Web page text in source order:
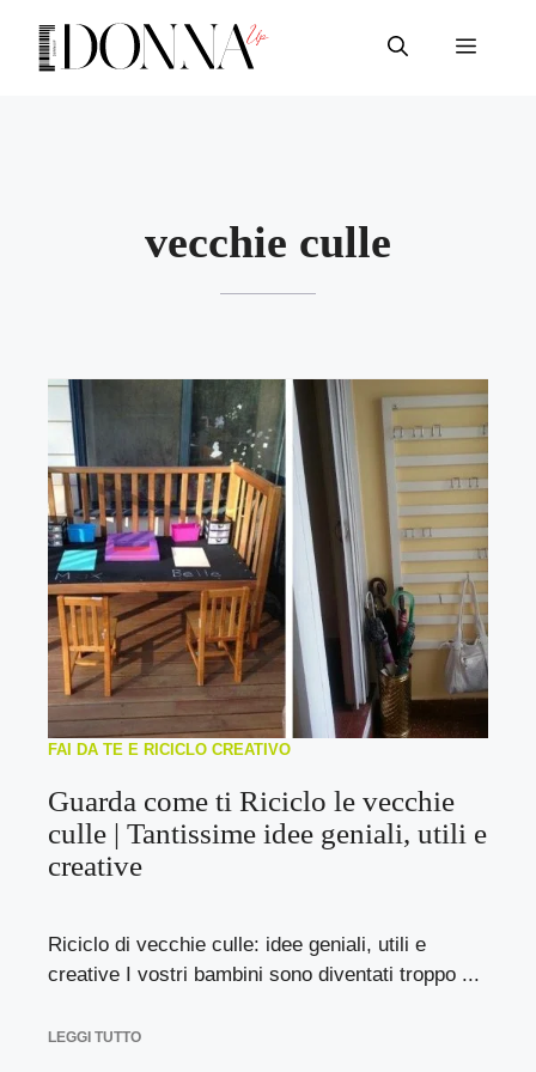
contenuto
Menu
vecchie culle
FAI DA TE E RICICLO CREATIVO
Guarda come ti Riciclo le vecchie
culle | Tantissime idee geniali, utili e
creative
Riciclo di vecchie culle: idee geniali, utili e
creative I vostri bambini sono diventati troppo ...
LEGGI TUTTO